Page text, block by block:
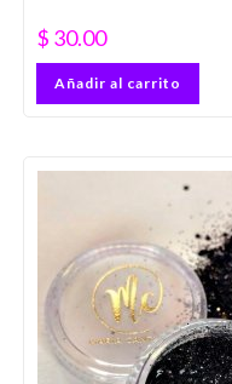
$ 30.00
Añadir al carrito